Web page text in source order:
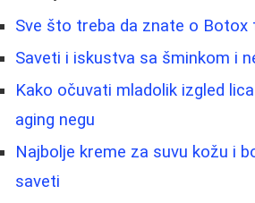
Sve što treba da znate o Botox
Saveti i iskustva sa šminkom i
Kako očuvati mladolik izgled
aging negu
Najbolje kreme za suvu kožu i
saveti